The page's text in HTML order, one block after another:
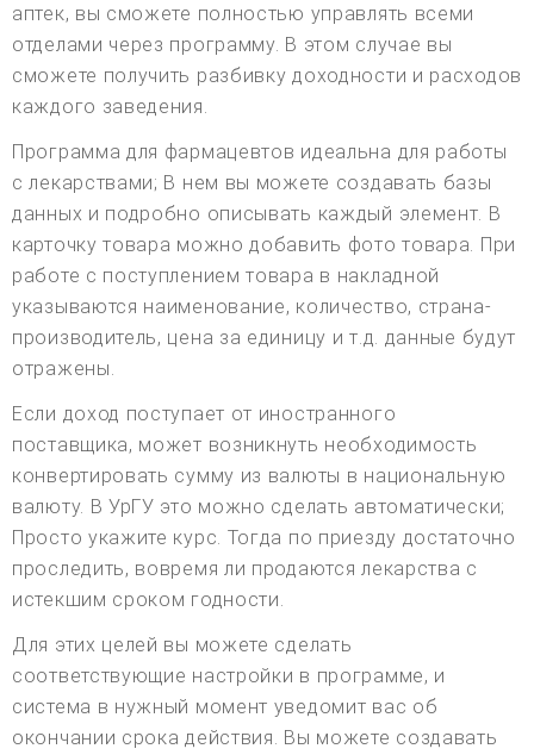
аптек, вы сможете полностью управлять всеми
отделами через программу. В этом случае вы
сможете получить разбивку доходности и расходов
каждого заведения.
Программа для фармацевтов идеальна для работы
с лекарствами; В нем вы можете создавать базы
данных и подробно описывать каждый элемент. В
карточку товара можно добавить фото товара. При
работе с поступлением товара в накладной
указываются наименование, количество, страна-
производитель, цена за единицу и т.д. данные будут
отражены.
Если доход поступает от иностранного
поставщика, может возникнуть необходимость
конвертировать сумму из валюты в национальную
валюту. В УрГУ это можно сделать автоматически;
Просто укажите курс. Тогда по приезду достаточно
проследить, вовремя ли продаются лекарства с
истекшим сроком годности.
Для этих целей вы можете сделать
соответствующие настройки в программе, и
система в нужный момент уведомит вас об
окончании срока действия. Вы можете создавать